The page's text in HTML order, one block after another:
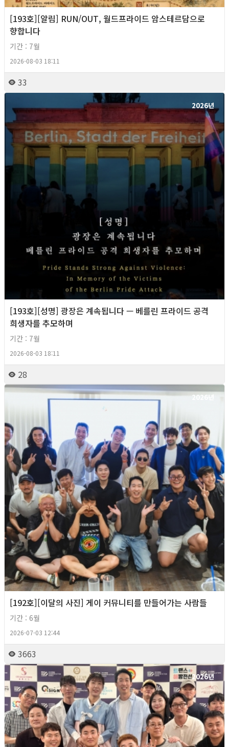
[193호][알림] RUN/OUT, 월드프라이드 암스테르담으로
향합니다
기간 : 7월
2026-08-03 18:11
33
2026년
[193호][성명] 광장은 계속됩니다 — 베를린 프라이드 공격
희생자를 추모하며
기간 : 7월
2026-08-03 18:11
28
2026년
[192호][이달의 사진] 게이 커뮤니티를 만들어가는 사람들
기간 : 6월
2026-07-03 12:44
3663
2026년